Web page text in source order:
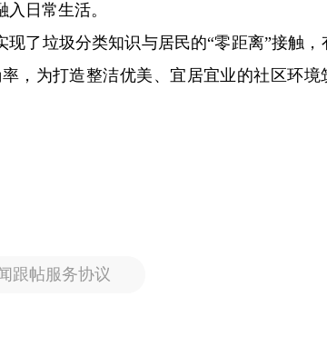
日常生活。
了垃圾分类知识与居民的“零距离”接触，
，为打造整洁优美、宜居宜业的社区环境
跟帖服务协议